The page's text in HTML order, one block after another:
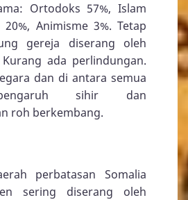
Ortodoks 57%, Islam
20%, Animisme 3%. Tetap
gereja diserang oleh
ada perlindungan.
dan di antara semua
sihir dan
roh berkembang.
perbatasan Somalia
sering diserang oleh